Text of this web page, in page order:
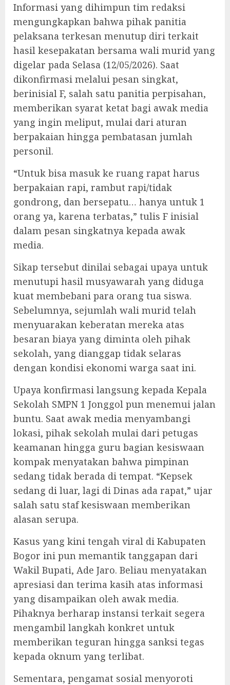
Informasi yang dihimpun tim redaksi
mengungkapkan bahwa pihak panitia
pelaksana terkesan menutup diri terkait
hasil kesepakatan bersama wali murid yang
digelar pada Selasa (12/05/2026). Saat
dikonfirmasi melalui pesan singkat,
berinisial F, salah satu panitia perpisahan,
memberikan syarat ketat bagi awak media
yang ingin meliput, mulai dari aturan
berpakaian hingga pembatasan jumlah
personil.
“Untuk bisa masuk ke ruang rapat harus
berpakaian rapi, rambut rapi/tidak
gondrong, dan bersepatu… hanya untuk 1
orang ya, karena terbatas,” tulis F inisial
dalam pesan singkatnya kepada awak
media.
Sikap tersebut dinilai sebagai upaya untuk
menutupi hasil musyawarah yang diduga
kuat membebani para orang tua siswa.
Sebelumnya, sejumlah wali murid telah
menyuarakan keberatan mereka atas
besaran biaya yang diminta oleh pihak
sekolah, yang dianggap tidak selaras
dengan kondisi ekonomi warga saat ini.
Upaya konfirmasi langsung kepada Kepala
Sekolah SMPN 1 Jonggol pun menemui jalan
buntu. Saat awak media menyambangi
lokasi, pihak sekolah mulai dari petugas
keamanan hingga guru bagian kesiswaan
kompak menyatakan bahwa pimpinan
sedang tidak berada di tempat. “Kepsek
sedang di luar, lagi di Dinas ada rapat,” ujar
salah satu staf kesiswaan memberikan
alasan serupa.
Kasus yang kini tengah viral di Kabupaten
Bogor ini pun memantik tanggapan dari
Wakil Bupati, Ade Jaro. Beliau menyatakan
apresiasi dan terima kasih atas informasi
yang disampaikan oleh awak media.
Pihaknya berharap instansi terkait segera
mengambil langkah konkret untuk
memberikan teguran hingga sanksi tegas
kepada oknum yang terlibat.
‎Sementara, pengamat sosial menyoroti